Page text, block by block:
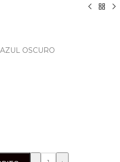
OSCURO